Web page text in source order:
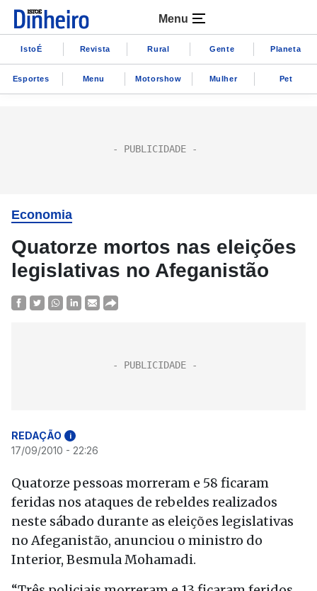
Menu
IstoÉ Revista Rural Gente Planeta
Esportes Menu Motorshow Mulher Pet
Economia
Quatorze mortos nas eleições
legislativas no Afeganistão
REDAÇÃO i
17/09/2010 - 22:26
Quatorze pessoas morreram e 58 ficaram
feridas nos ataques de rebeldes realizados
neste sábado durante as eleições legislativas
no Afeganistão, anunciou o ministro do
Interior, Besmula Mohamadi.